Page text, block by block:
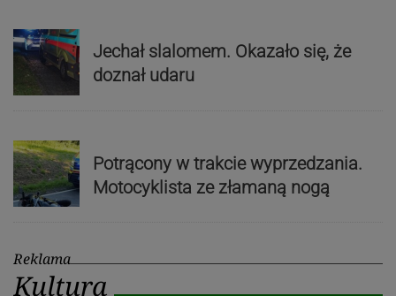
Jechał slalomem. Okazało się, że
doznał udaru
Potrącony w trakcie wyprzedzania.
Motocyklista ze złamaną nogą
Reklama
Kultura